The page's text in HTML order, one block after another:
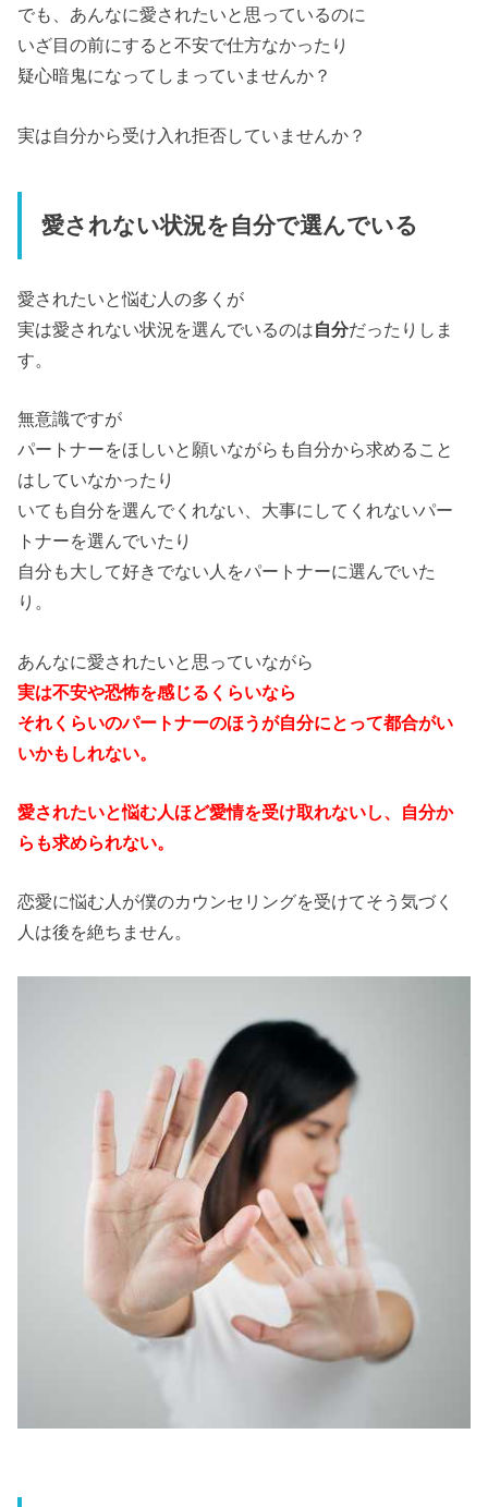
でも、あんなに愛されたいと思っているのに
いざ目の前にすると不安で仕方なかったり
疑心暗鬼になってしまっていませんか？
実は自分から受け入れ拒否していませんか？
愛されない状況を自分で選んでいる
愛されたいと悩む人の多くが
実は愛されない状況を選んでいるのは自分だったりしま
す。
無意識ですが
パートナーをほしいと願いながらも自分から求めること
はしていなかったり
いても自分を選んでくれない、大事にしてくれないパー
トナーを選んでいたり
自分も大して好きでない人をパートナーに選んでいた
り。
あんなに愛されたいと思っていながら
実は不安や恐怖を感じるくらいなら
それくらいのパートナーのほうが自分にとって都合がい
いかもしれない。
愛されたいと悩む人ほど愛情を受け取れないし、自分か
らも求められない。
恋愛に悩む人が僕のカウンセリングを受けてそう気づく
人は後を絶ちません。